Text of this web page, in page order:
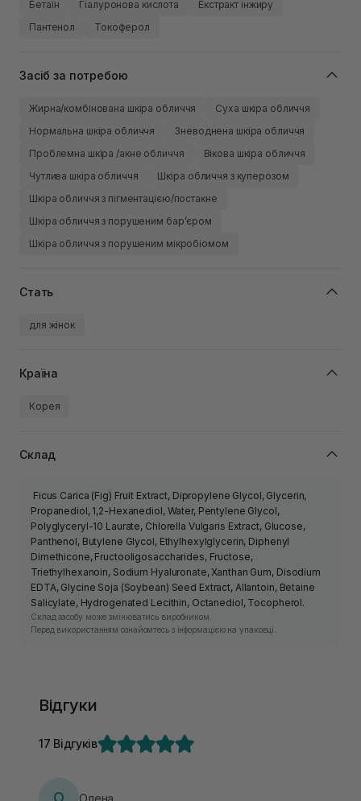
Бетаїн Гіалуронова кислота
Екстракт інжиру
Пантенол
Токоферол
Засіб за потребою
Жирна/комбінована шкіра обличчя
Суха шкіра обличчя
Нормальна шкіра обличчя
Зневоднена шкіра обличчя
Проблемна шкіра /акне обличчя
Вікова шкіра обличчя
Чутлива шкіра обличчя
Шкіра обличчя з куперозом
Шкіра обличчя з пігментацією/постакне
Шкіра обличчя з порушеним барʼєром
Шкіра обличчя з порушеним мікробіомом
Стать
для жінок
Країна
Корея
Склад
Ficus Carica (Fig) Fruit Extract, Dipropylene Glycol, Glycerin,
Propanediol, 1,2-Hexanediol, Water, Pentylene Glycol,
Polyglyceryl-10 Laurate, Chlorella Vulgaris Extract, Glucose,
Panthenol, Butylene Glycol, Ethylhexylglycerin, Diphenyl
Dimethicone, Fructooligosaccharides, Fructose,
Triethylhexanoin, Sodium Hyaluronate, Xanthan Gum, Disodium
EDTA, Glycine Soja (Soybean) Seed Extract, Allantoin, Betaine
Salicylate, Hydrogenated Lecithin, Octanediol, Tocopherol.
Склад засобу може змінюватись виробником.
Перед використанням ознайомтесь з інформацією на упаковці.
Відгуки
17 Відгуків
О Олена